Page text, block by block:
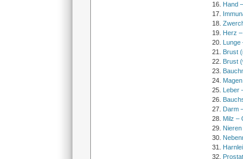
Hand
Herz
Lunge
Brust
Brust
Leber
Darm
Milz –